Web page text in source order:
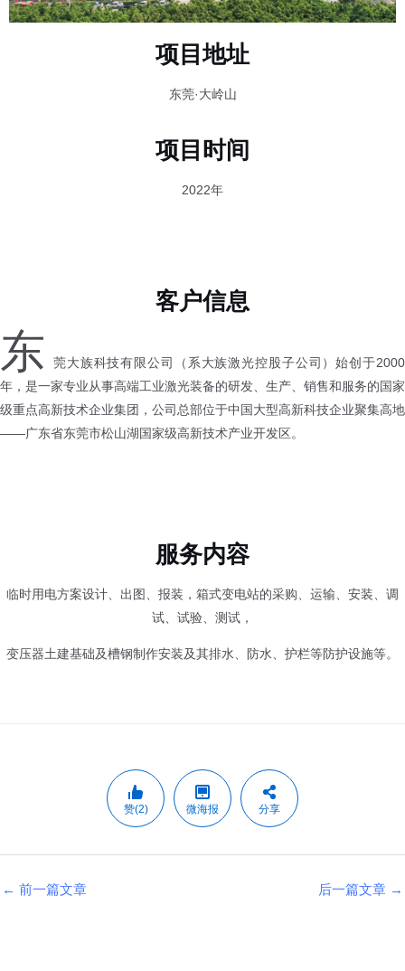
项目地址
东莞·大岭山
项目时间
2022年
客户信息
东
莞大族科技有限公司（系大族激光控股子公司）始创于2000
年，是一家专业从事高端工业激光装备的研发、生产、销售和服务的国家
级重点高新技术企业集团，公司总部位于中国大型高新科技企业聚集高地
——广东省东莞市松山湖国家级高新技术产业开发区。
服务内容
临时用电方案设计、出图、报装，箱式变电站的采购、运输、安装、调
试、试验、测试，
变压器土建基础及槽钢制作安装及其排水、防水、护栏等防护设施等。
赞(2) 微海报 分享
← 前一篇文章 后一篇文章 →